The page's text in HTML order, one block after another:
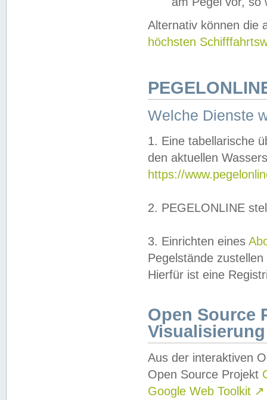
Alternativ können die
höchsten
Welche Dienste
1. Eine tabellarische
den aktuellen
https://
2. PEGELONLINE
3. Einrichten eines
Pegelstände
Hierfür ist eine
Open Source
Visualisierung
Aus der interaktiven
Open Source Projekt
Google Web Toolkit ↗